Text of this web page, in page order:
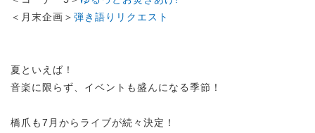
＜月末企画＞ 弾き語りリクエスト
夏といえば！
音楽に限らず、イベントも盛んになる季節！
橋爪も7月からライブが続々決定！